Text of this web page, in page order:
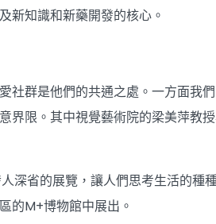
新知識和新藥開發的核心。
社群是他們的共通之處。一方面我
界限。其中視覺藝術院的梁美萍教
深省的展覽，讓人們思考生活的種
的M+博物館中展出。